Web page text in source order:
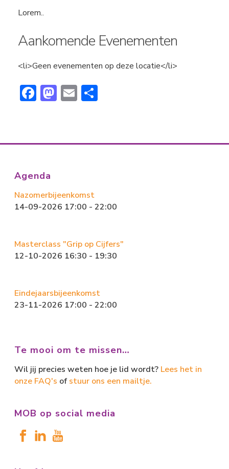
Lorem..
Aankomende Evenementen
<li>Geen evenementen op deze locatie</li>
F
b
ok
M
o
n
E
l n
Agenda
Nazomerbijeenkomst
14-09-2026 17:00 - 22:00
Masterclass "Grip op Cijfers"
12-10-2026 16:30 - 19:30
Eindejaarsbijeenkomst
23-11-2026 17:00 - 22:00
Te mooi om te missen…
Wil jij precies weten hoe je lid wordt? Lees het in
onze FAQ's of stuur ons een mailtje.
MOB op social media